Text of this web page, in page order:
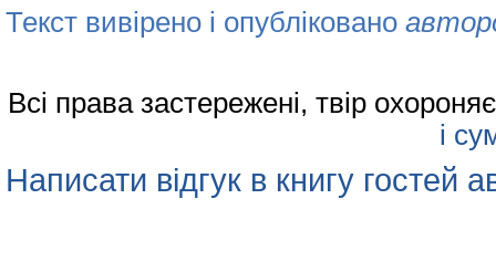
Текст вивірено і опубліковано
Всі права застережені, твір
і
Написати відгук в книгу гостей